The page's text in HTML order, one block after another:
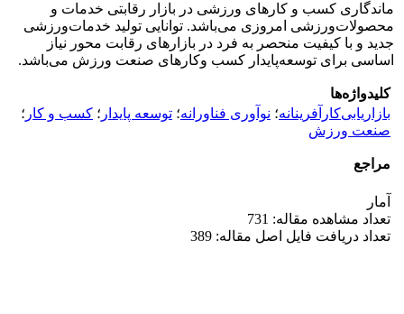
ماندگاری کسب و کارهای ورزشی در بازار رقابتی خدمات‌ و
محصولات‌ورزشی امروزی می‌باشد. توانایی تولید خدمات‌ورزشی
جدید و با کیفیت منحصر به فرد در بازارهای رقابت محور نیاز
اساسی برای توسعه‌پایدار کسب وکارهای صنعت ورزش می‌باشد.
کلیدواژه‌ها
بازاریابی‌کارآفرینانه؛ نوآوری‌ فناورانه؛ توسعه ‌پایدار ؛ کسب و کار ؛
صنعت ورزش
مراجع
آمار
تعداد مشاهده مقاله: 731
تعداد دریافت فایل اصل مقاله: 389